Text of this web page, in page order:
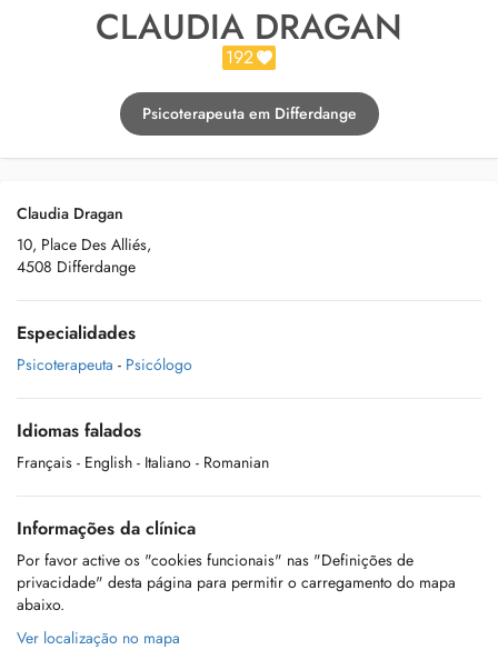
CLAUDIA DRAGAN
192
Psicoterapeuta em Differdange
Claudia Dragan
10, Place Des Alliés,
4508 Differdange
Especialidades
Psicoterapeuta - Psicólogo
Idiomas falados
Français - English - Italiano - Romanian
Informações da clínica
Por favor active os "cookies funcionais" nas "Definições de
privacidade" desta página para permitir o carregamento do mapa
abaixo.
Ver localização no mapa